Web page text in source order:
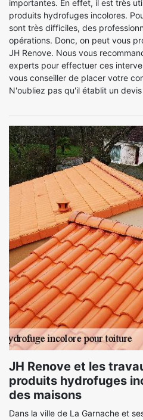
importantes. En effet, il est très
produits hydrofuges incolores.
sont très difficiles, des
opérations. Donc, on peut vous
JH Renove. Nous vous
experts pour effectuer ces
vous conseiller de placer votre
N'oubliez pas qu'il établit un
JH Renove et les
produits hydrofuges
des maisons
Dans la ville de La Garnache et